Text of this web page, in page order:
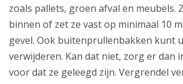
zoals pallets, groen afval en meubels.
binnen of zet ze vast op minimaal 10
gevel. Ook buitenprullenbakken kunt
verwijderen. Kan dat niet, zorg er dan
voor dat ze geleegd zijn. Vergrendel